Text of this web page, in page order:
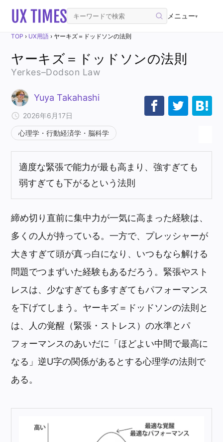
メニュー▾
TOP › UX用語 › ヤーキズ＝ドッドソンの法則
ヤーキズ＝ドッドソンの法則
Yerkes–Dodson Law
Yuya Takahashi
2026年6月17日
心理学・行動経済学・脳科学
適度な緊張で能力が最も高まり、強すぎても
弱すぎても下がるという法則
締め切り直前に集中力が一気に高まった経験は、
多くの人が持っている。一方で、プレッシャーが
大きすぎて頭が真っ白になり、いつもなら解ける
問題でつまずいた経験もあるだろう。緊張やスト
レスは、少なすぎても多すぎてもパフォーマンス
を下げてしまう。ヤーキズ＝ドッドソンの法則と
は、人の覚醒（緊張・ストレス）の水準とパ
フォーマンスのあいだに「ほどよい中間で最高に
なる」逆U字の関係があるとする心理学の法則で
ある。